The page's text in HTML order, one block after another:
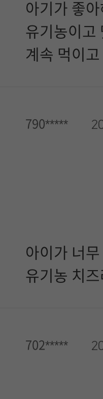
아기가 좋
유기농이고
계속 먹이
790*****
아이가 너
유기농 치
702*****